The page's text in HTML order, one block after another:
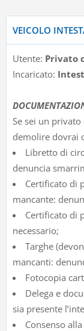
VEICOLO
Utente: Privato
Incaricato:
Se sei un
demolire dovrai
Libretto di
denuncia
Certificato di
mancante:
Certificato di
necessario;
Targhe
mancanti:
Fotocopia
Delega e
sia presente
Consenso